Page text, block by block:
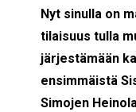
Nyt sinulla on
tilaisuus tulla
järjestämään
ensimmäistä
Simojen